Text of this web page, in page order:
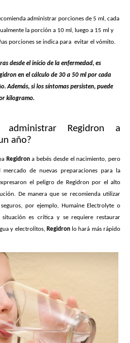
administrar porciones de 5 ml, cada
la porción a 10 ml, luego a 15 ml y
porciones se indica para evitar el vómito.
desde el inicio de la enfermedad, es
en el cálculo de 30 a 50 ml por cada
Además, si los síntomas persisten, puede
kilogramo.
administrar Regidron a
año?
Regidrona bebés desde el nacimiento, pero
de nuevas preparaciones para la
el peligro de Regidron por el alto
De manera que se recomienda utilizar
por ejemplo, Humaine Electrolyte o
es crítica y se requiere restaurar
y electrolitos, Regidron lo hará más rápido